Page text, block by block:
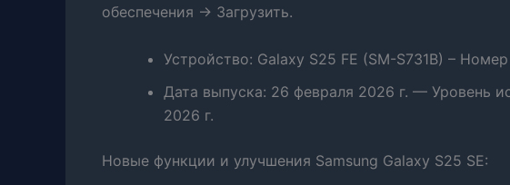
обеспечения → Загрузить.
Устройство: Galaxy S25 FE (SM-S731B) –
Дата выпуска: 26 февраля 2026 г. — Уровень
2026 г.
Новые функции и улучшения Samsung Galaxy S25 SE: